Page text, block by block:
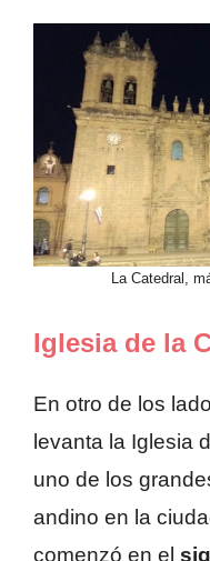
La Catedral,
Iglesia de la
En otro de los
levanta la Iglesia
uno de los
andino en la
comenzó en el